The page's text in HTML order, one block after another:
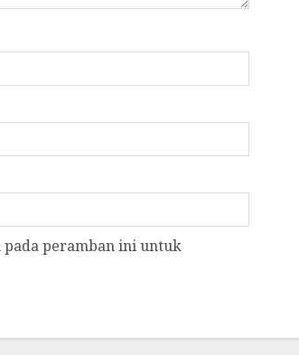
pada peramban ini untuk